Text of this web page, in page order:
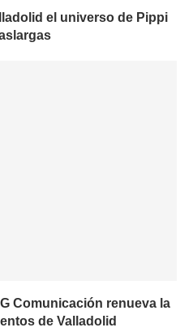
el universo de Pippi
Comunicación renueva la
de Valladolid